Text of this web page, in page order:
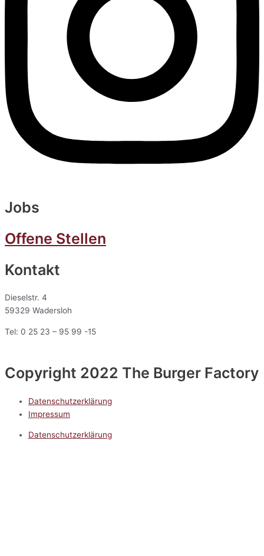
Jobs
Offene Stellen
Kontakt
Dieselstr. 4
59329 Wadersloh
Tel: 0 25 23 – 95 99 -15
Copyright 2022 The Burger Factory
Datenschutzerklärung
Impressum
Datenschutzerklärung